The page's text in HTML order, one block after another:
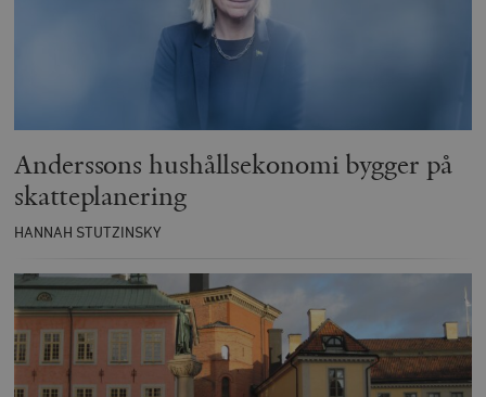
Anderssons hushållsekonomi bygger på
skatteplanering
HANNAH STUTZINSKY